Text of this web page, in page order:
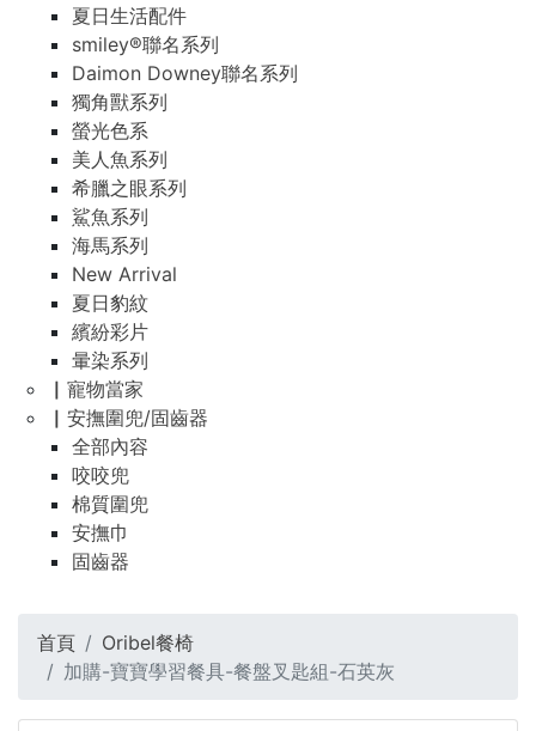
夏日生活配件
smiley®聯名系列
Daimon Downey聯名系列
獨角獸系列
螢光色系
美人魚系列
希臘之眼系列
鯊魚系列
海馬系列
New Arrival
夏日豹紋
繽紛彩片
暈染系列
▏寵物當家
▏安撫圍兜/固齒器
全部內容
咬咬兜
棉質圍兜
安撫巾
固齒器
首頁
Oribel餐椅
加購-寶寶學習餐具-餐盤叉匙組-石英灰